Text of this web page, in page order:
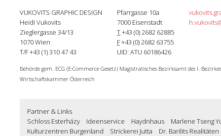
VUKOVITS GRAPHIC DESIGN
Heidi Vukovits
Zieglergasse 34/13
1070Wien
T/F+43 (1) 310 47 43
Pfarrgasse 10a
7000 Eisenstadt
T+43 (0) 2682 62885
F+43 (0) 2682 63755
UID: ATU 60186426
Behörde gem. ECG (E-Commerce Gesetz) Magistratisches Bezirksamt des I.
Wirtschaftskammer Österreich
Partner & Links
Schloss Esterházy
Ideenservice Haydnhaus
Marlene Tseng
Kulturzentren Burgenland
Strickerei Jutta Dr. Barilits